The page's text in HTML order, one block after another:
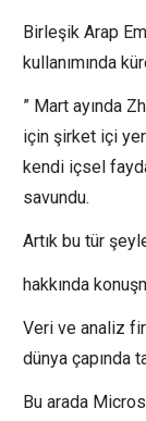
Birleşik Arap
kullanımında
” Mart ayında
için şirket içi
kendi içsel
savundu.
Artık bu tür
hakkında
Veri ve analiz
dünya çapında
Bu arada